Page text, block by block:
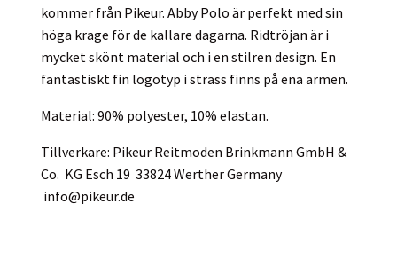
kommer från Pikeur. Abby Polo är perfekt med sin
höga krage för de kallare dagarna. Ridtröjan är i
mycket skönt material och i en stilren design. En
fantastiskt fin logotyp i strass finns på ena armen.
Material: 90% polyester, 10% elastan.
Tillverkare: Pikeur Reitmoden Brinkmann GmbH &
Co. KG Esch 19 33824 Werther Germany
info@pikeur.de